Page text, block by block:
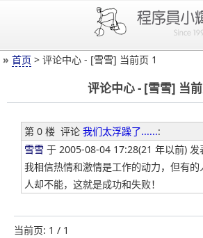
» 首页 > 评论中心 - [雪雪] 当前页 1
评论中心 - [雪雪] 当
第 0 楼 评论 我们太浮躁了......:
雪雪 于 2005-08-04 17:28(21 年以前) 发
我相信热情和激情是工作的动力，但有
人却不能，这就是成功和失败！
当前页: 1 / 1